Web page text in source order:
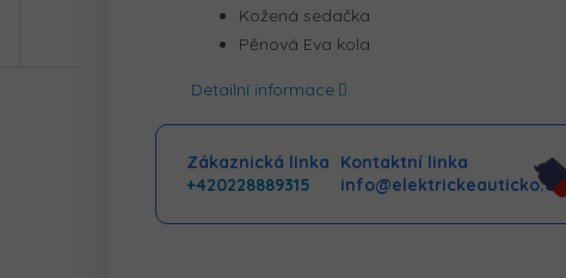
Kožená sedačka
Pěnová Eva kola
Detailní informace
Zákaznická linka
+420228889315
Kontaktní linka
info@elektrickeauticko.cz